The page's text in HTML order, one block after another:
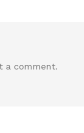
a comment.